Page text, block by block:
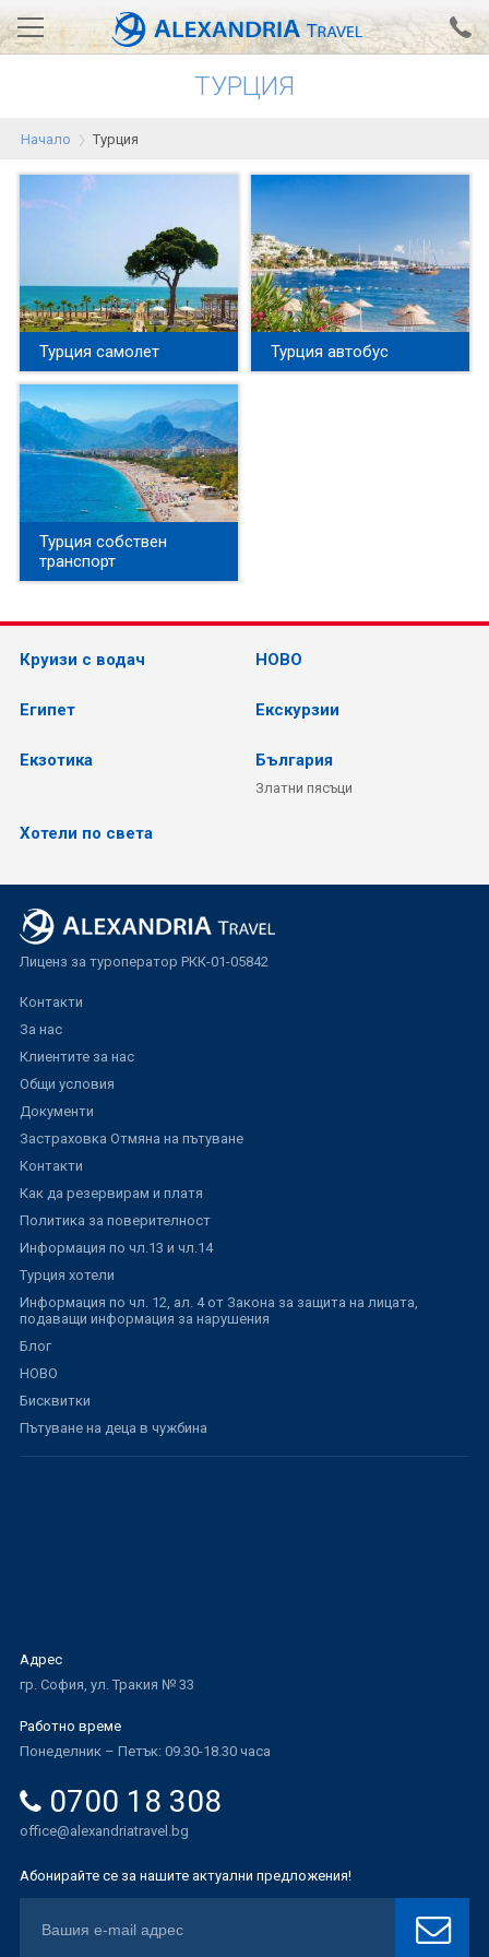
Проверка на резервация
АЛЕКСАНДРИЯ хотели
Гърция
Египет
Екскурзии
0700 18 308
ТУРЦИЯ
Начало Турция
Турция самолет Турция автобус
Турция собствен
транспорт
Круизи с водач НОВО
Египет Екскурзии
Екзотика България
Златни пясъци
Хотели по света
Лиценз за туроператор РКК-01-05842
Контакти
За нас
Клиентите за нас
Общи условия
Документи
Застраховка Отмяна на пътуване
Контакти
Как да резервирам и платя
Политика за поверителност
Информация по чл.13 и чл.14
Турция хотели
Информация по чл. 12, ал. 4 от Закона за защита на лицата,
подаващи информация за нарушения
Блог
НОВО
Бисквитки
Пътуване на деца в чужбина
Адрес
гр. София, ул. Тракия № 33
Работно време
Понеделник – Петък: 09.30-18.30 часа
0700 18 308
office@alexandriatravel.bg
Абонирайте се за нашите актуални предложения!